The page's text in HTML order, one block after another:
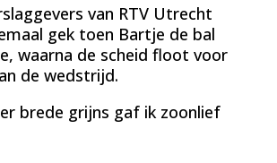
van RTV Utrecht
gek toen Bartje de bal
waarna de scheid floot voor
de wedstrijd.
brede grijns gaf ik zoonlief